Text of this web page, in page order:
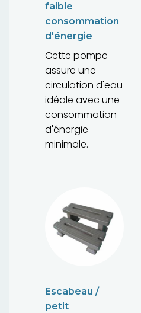
faible
consommation
d'énergie
Cette pompe
assure une
circulation d'eau
idéale avec une
consommation
d'énergie
minimale.
Escabeau /
petit